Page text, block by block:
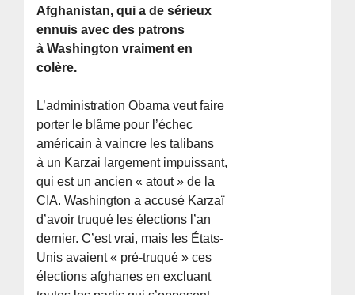
Afghanistan, qui a de sérieux
ennuis avec des patrons
à Washington vraiment en
colère.
L’administration Obama veut faire
porter le blâme pour l’échec
américain à vaincre les talibans
à un Karzai largement impuissant,
qui est un ancien « atout » de la
CIA. Washington a accusé Karzaï
d’avoir truqué les élections l’an
dernier. C’est vrai, mais les États-
Unis avaient « pré-truqué » ces
élections afghanes en excluant